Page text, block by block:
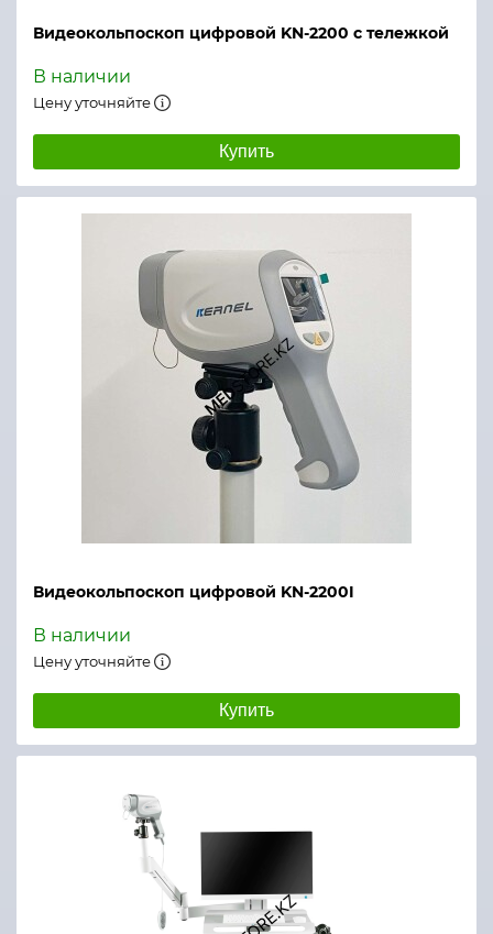
Видеокольпоскоп цифровой KN-2200 с тележкой
В наличии
Цену уточняйте
Купить
Видеокольпоскоп цифровой KN-2200I
В наличии
Цену уточняйте
Купить